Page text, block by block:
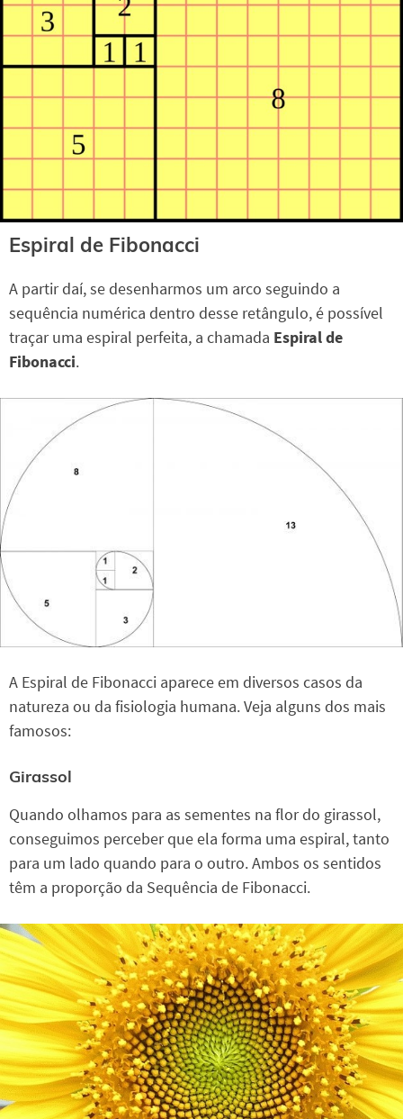
Espiral de Fibonacci
A partir daí, se desenharmos um arco seguindo a
sequência numérica dentro desse retângulo, é possível
traçar uma espiral perfeita, a chamada Espiral de
Fibonacci.
A Espiral de Fibonacci aparece em diversos casos da
natureza ou da fisiologia humana. Veja alguns dos mais
famosos:
Girassol
Quando olhamos para as sementes na flor do girassol,
conseguimos perceber que ela forma uma espiral, tanto
para um lado quando para o outro. Ambos os sentidos
têm a proporção da Sequência de Fibonacci.